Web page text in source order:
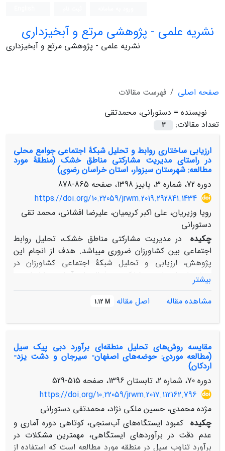
نشریه علمی - پژوهشی مرتع و آبخیزداری
نشریه علمی - پژوهشی مرتع و آبخیزداری
صفحه اصلی
فهرست مقالات
نویسنده = دستورانی، محمدتقی
تعداد مقالات:
3
ارزیابی ساختاری روابط و تحلیل شبکۀ اجتماعی جوامع محلی
در راستای مدیریت مشارکتی مناطق خشک (منطقۀ مورد
مطالعه: شهرستان سبزوار، استان خراسان رضوی)
دوره 72، شماره 3، پاییز 1398، صفحه
865-878
https://doi.org/10.22059/jrwm.2019.292841.1434
رویا وزیریان، علی اکبر کریمیان، علیرضا افشانی، محمد تقی
دستورانی
چکیده
در مدیریت مشارکتی مناطق خشک، تحلیل روابط
اجتماعی بین کشاورزان ضروری می‏باشد. هدف از انجام این
پژوهش، ارزیابی و تحلیل شبکۀ اجتماعی کشاورزان در
پیوندهای اعتماد و مشارکت در فعالیت‏های آبیاری، بازاریابی و
کشت در سه روستای آریان، حارث‏آباد و رباط سرپوش واقع در
منطقة سبزوار است. بدین منظور، ابتدا با استفاده از روش‏های
مصاحبه، جامعۀ هدف شناسایی گردید. سپس بر اساس روش
انتقال‏پذیری و میانگین فاصلهۀ ژئودزیک در پیوندهای اعتماد و
مشارکت در فعالیت‏های کشاورزی در شبکۀ کشاورزان ارزیابی
گردید. براساس نتایج میزان تراکم در چهار پیوند مورد بررسی،
در روستای آریان بیش از سایر روستاها بوده که نشان‏دهندۀ
انسجام اجتماعی بیشتر در این روستا می‏باشد. همچنین نتایج
میزان شاخص دوسویگی و انتقال پذیری در پیوندهای مورد
بررسی نشان‏دهندۀ تعادل، توازن و پایداری بیشتر شبکه در
روستای آریان نسبت به سایر روستاها بوده، در نتیجه سرمایۀ
اجتماعی در این روستا بیشتر است. نتایج میانگین فاصلۀ
بیشتر
مشاهده مقاله
اصل مقاله 1.12 M
مقایسه روش‌های تحلیل منطقه‌ای برآورد دبی پیک سیل
(مطالعه موردی: حوضه‌های اصفهان- سیرجان و دشت یزد-
اردکان)
دوره 70، شماره 2، تابستان 1396، صفحه
515-529
https://doi.org/10.22059/jrwm.2017.112162.796
مژده محمدی، حسین ملکی نژاد، محمدتقی دستورانی
چکیده کمبود ایستگاه‌های آب‌سنجی، کوتاهی دوره آماری و
عدم دقت در برآوردهای ایستگاهی، مهمترین مشکلات در
برآورد تناوب سیل در منطقه مورد مطالعه است که استفاده از